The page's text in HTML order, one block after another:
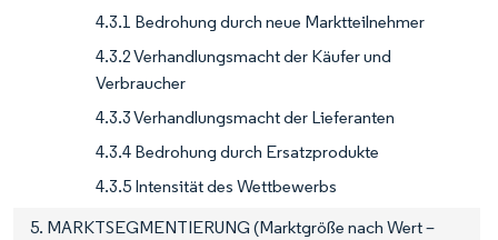
4.3.1 Bedrohung durch neue Marktteilnehmer
4.3.2 Verhandlungsmacht der Käufer und
Verbraucher
4.3.3 Verhandlungsmacht der Lieferanten
4.3.4 Bedrohung durch Ersatzprodukte
4.3.5 Intensität des Wettbewerbs
5. MARKTSEGMENTIERUNG (Marktgröße nach Wert –